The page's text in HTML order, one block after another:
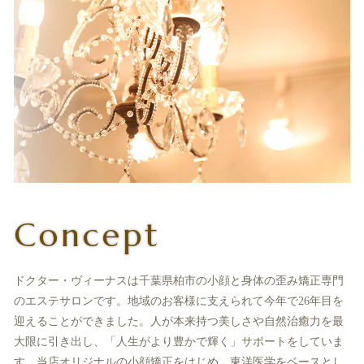
Concept
ドクター・ヴィーナスは千葉県柏市の小顔と身体の歪み矯正専門
のエステサロンです。地域のお客様に支えられて今年で26年目を
迎えることができました。人が本来持つ美しさや自然治癒力を最
大限に引き出し、「人生がより豊かで輝く」サポートをしていま